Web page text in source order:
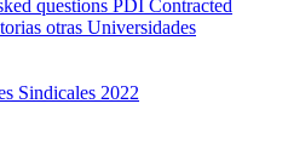
questions PDI Contracted
otras Universidades
Sindicales 2022